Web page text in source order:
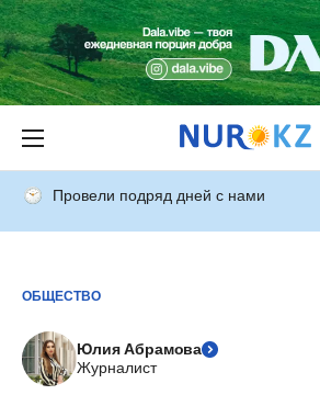
Провели подряд дней с нами
ОБЩЕСТВО
Юлия Абрамова
Журналист